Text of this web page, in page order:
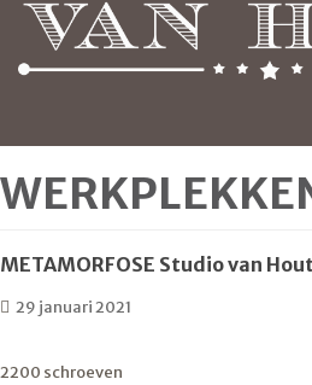
METAMORFOSE Studio van
29 januari 2021
2200 schroeven